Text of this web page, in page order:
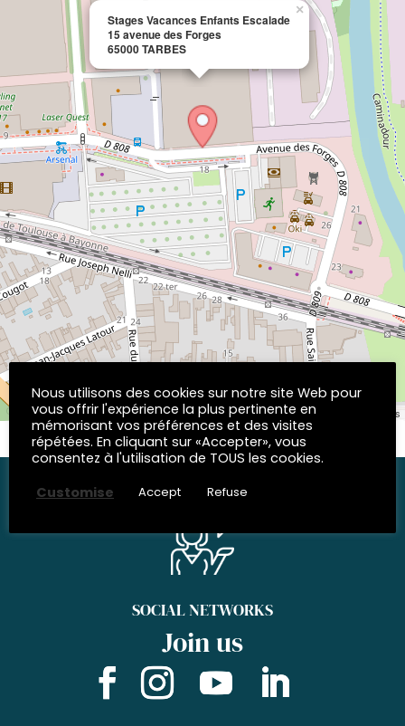
Stages Vacances Enfants Escalade
15 avenue des Forges
65000 TARBES
×
Leaflet| © OpenStreetMap contributors
SOCIAL NETWORKS
Join us
Nous utilisons des cookies sur notre site Web pour
vous offrir l'expérience la plus pertinente en
mémorisant vos préférences et des visites
répétées. En cliquant sur «Accepter», vous
consentez à l'utilisation de TOUS les cookies.
Customise
Accept Refuse